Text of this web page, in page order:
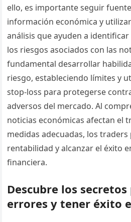
ello, es importante seguir
información económica y
análisis que ayuden a
los riesgos asociados con las
fundamental desarrollar
riesgo, estableciendo límites y
stop-loss para protegerse
adversos del mercado. Al
noticias económicas afectan el
medidas adecuadas, los
rentabilidad y alcanzar el éxito
financiera.
Descubre los
errores y tener éxito